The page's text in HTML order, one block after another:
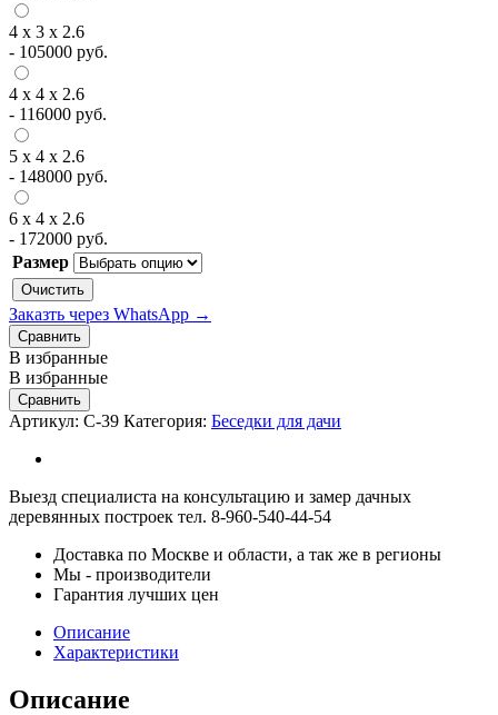
4 х 3 х 2.6
- 105000 руб.
4 х 4 х 2.6
- 116000 руб.
5 х 4 х 2.6
- 148000 руб.
6 х 4 х 2.6
- 172000 руб.
Размер
Очистить
Заказть через WhatsApp →
Сравнить
В избранные
В избранные
Сравнить
Артикул: С-39 Категория: Беседки для дачи
Выезд специалиста на консультацию и замер дачных
деревянных построек тел. 8-960-540-44-54
Доставка по Москве и области, а так же в регионы
Мы - производители
Гарантия лучших цен
Описание
Характеристики
Описание